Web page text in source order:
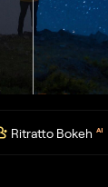
Ritratto Bokeh AI